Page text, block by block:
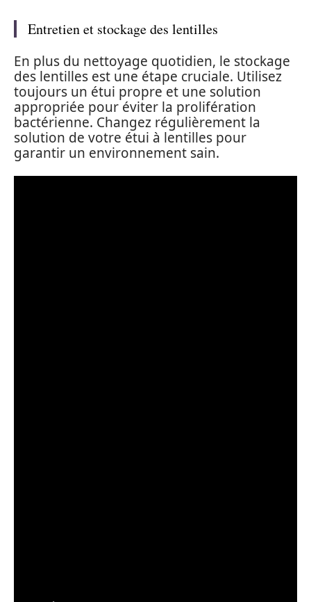
Entretien et stockage des lentilles
En plus du nettoyage quotidien, le stockage
des lentilles est une étape cruciale. Utilisez
toujours un étui propre et une solution
appropriée pour éviter la prolifération
bactérienne. Changez régulièrement la
solution de votre étui à lentilles pour
garantir un environnement sain.